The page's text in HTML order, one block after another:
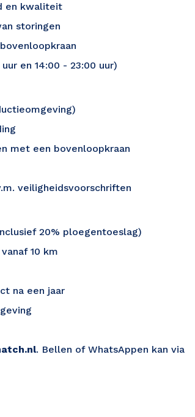
en kwaliteit
storingen
en 14:00 - 23:00 uur)
met een bovenloopkraan
veiligheidsvoorschriften
20% ploegentoeslag)
10 km
na een jaar
. Bellen of WhatsAppen kan via